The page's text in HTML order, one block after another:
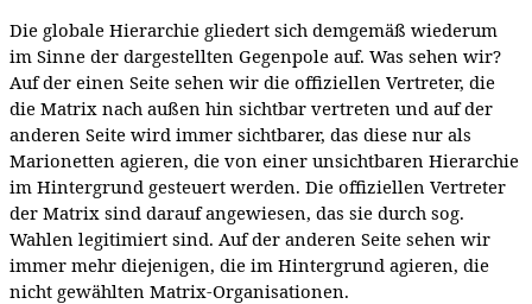
Die globale Hierarchie gliedert sich demgemäß wiederum
im Sinne der dargestellten Gegenpole auf. Was sehen wir?
Auf der einen Seite sehen wir die offiziellen Vertreter, die
die Matrix nach außen hin sichtbar vertreten und auf der
anderen Seite wird immer sichtbarer, das diese nur als
Marionetten agieren, die von einer unsichtbaren Hierarchie
im Hintergrund gesteuert werden. Die offiziellen Vertreter
der Matrix sind darauf angewiesen, das sie durch sog.
Wahlen legitimiert sind. Auf der anderen Seite sehen wir
immer mehr diejenigen, die im Hintergrund agieren, die
nicht gewählten Matrix-Organisationen.